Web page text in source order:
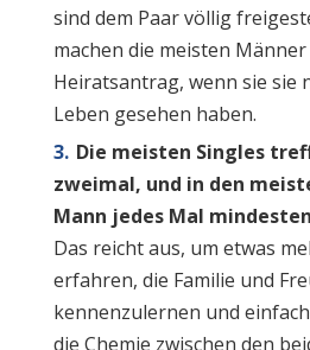
sind dem Paar völlig
machen die meisten
Heiratsantrag, wenn sie sie
Leben gesehen haben.
Die meisten Singles
zweimal, und in den
Mann jedes Mal
Das reicht aus, um etwas
erfahren, die Familie und
kennenzulernen und
die Chemie zwischen den